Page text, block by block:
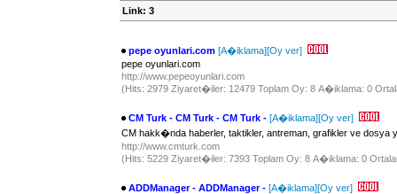
Link: 3
pepe oyunlari.com [A�iklama][Oy ver]
pepe oyunlari.com
http://www.pepeoyunlari.com
(Hits: 2979 Ziyaret�iler: 12479 Toplam Oy: 8 A�iklama: 0
CM Turk - CM Turk - CM Turk - [A�iklama][Oy ver]
CM hakk�nda haberler, taktikler, antreman, grafikler ve dosya
http://www.cmturk.com
(Hits: 5229 Ziyaret�iler: 7393 Toplam Oy: 8 A�iklama: 0
ADDManager - ADDManager - [A�iklama][Oy ver]